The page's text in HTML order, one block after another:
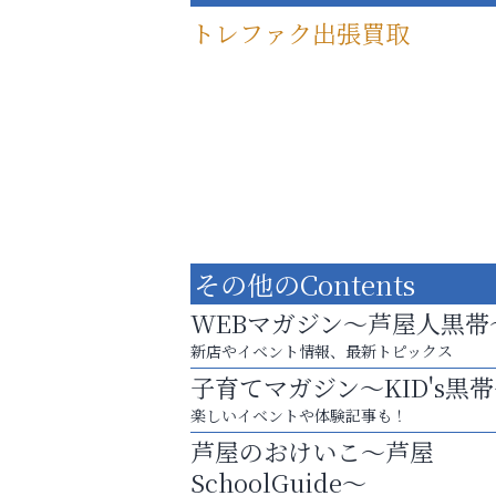
トレファク出張買取
査定のプロが心を込めて出張査定
ご不要品の売却はトレファク出張買取へ
芦屋インターナショナルスク
その他のContents
WEBマガジン～芦屋人黒帯
新店やイベント情報、最新トピックス
子育てマガジン～KID's黒
楽しいイベントや体験記事も！
芦屋のおけいこ～芦屋
SchoolGuide～